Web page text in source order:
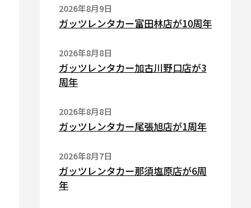
2026年8月9日
ガッツレンタカー富田林店が10周年
2026年8月8日
ガッツレンタカー加古川野口店が3
周年
2026年8月8日
ガッツレンタカー尾張旭店が1周年
2026年8月7日
ガッツレンタカー那須塩原店が6周
年